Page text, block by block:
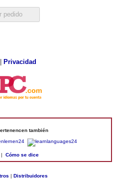
Privacidad
también
| Cómo se dice
| Distribuidores